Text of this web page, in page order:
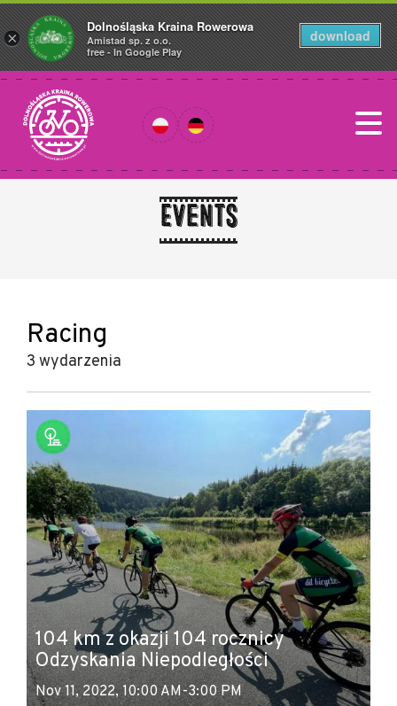
Events
Racing
3 wydarzenia
104 km z okazji 104 rocznicy
Odzyskania Niepodległości
Nov 11, 2022, 10:00 AM-3:00 PM
×
Dolnośląska Kraina Rowerowa
Amistad sp. z o.o.
free - In Google Play
download